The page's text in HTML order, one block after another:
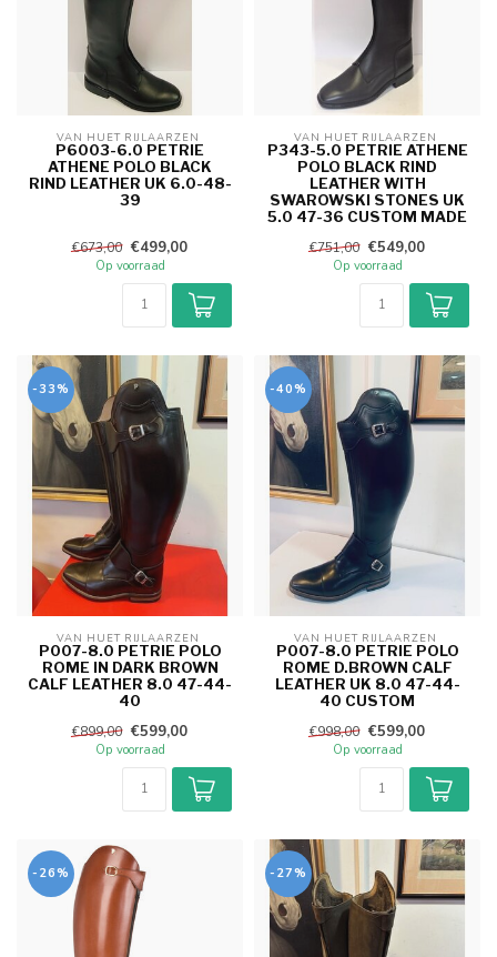
VAN HUET RIJLAARZEN
P6003-6.0 PETRIE
ATHENE POLO BLACK
RIND LEATHER UK 6.0-48-
39
€673,00 €499,00
Op voorraad
VAN HUET RIJLAARZEN
P343-5.0 PETRIE ATHENE
POLO BLACK RIND
LEATHER WITH
SWAROWSKI STONES UK
5.0 47-36 CUSTOM MADE
€751,00 €549,00
Op voorraad
-33%
VAN HUET RIJLAARZEN
P007-8.0 PETRIE POLO
ROME IN DARK BROWN
CALF LEATHER 8.0 47-44-
40
€899,00 €599,00
Op voorraad
-40%
VAN HUET RIJLAARZEN
P007-8.0 PETRIE POLO
ROME D.BROWN CALF
LEATHER UK 8.0 47-44-
40 CUSTOM
€998,00 €599,00
Op voorraad
-26% -27%